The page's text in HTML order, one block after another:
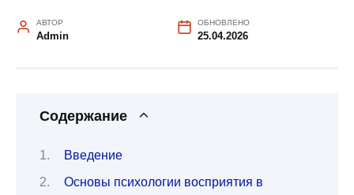
АВТОР
Admin
ОБНОВЛЕНО
25.04.2026
Содержание
Введение
Основы психологии восприятия в